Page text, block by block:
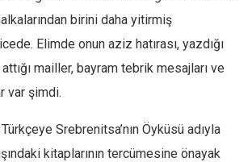
birini daha yitirmiş
Elimde onun aziz hatırası, yazdığı
mailler, bayram tebrik mesajları ve
var şimdi.
Srebrenitsa’nın Öyküsü adıyla
kitaplarının tercümesine önayak